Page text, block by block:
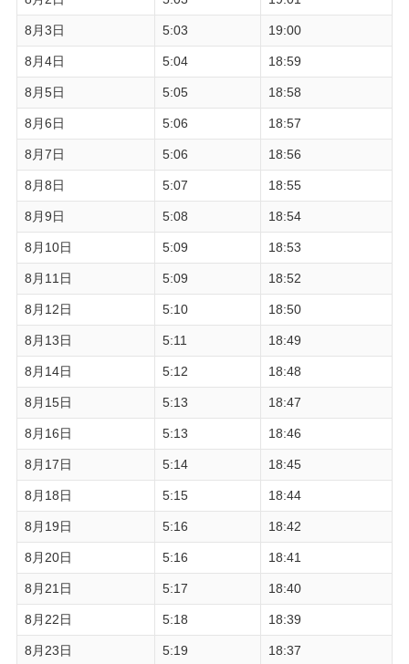
8月3日 5:03 19:00
8月4日 5:04 18:59
8月5日 5:05 18:58
8月6日 5:06 18:57
8月7日 5:06 18:56
8月8日 5:07 18:55
8月9日 5:08 18:54
8月10日 5:09 18:53
8月11日 5:09 18:52
8月12日 5:10 18:50
8月13日 5:11 18:49
8月14日 5:12 18:48
8月15日 5:13 18:47
8月16日 5:13 18:46
8月17日 5:14 18:45
8月18日 5:15 18:44
8月19日 5:16 18:42
8月20日 5:16 18:41
8月21日 5:17 18:40
8月22日 5:18 18:39
8月23日 5:19 18:37